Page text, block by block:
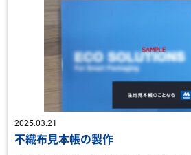
2025.03.21
不織布見本帳の製作